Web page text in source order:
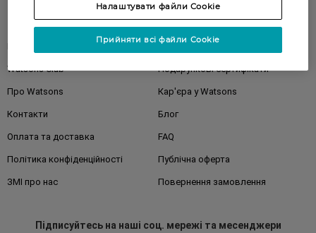
Клієнтам
Watsons Club Подарункові сертифікати
Про Watsons Кар'єра у Watsons
Контакти Блог
Оплата та доставка FAQ
Політика конфіденційності Публічна оферта
ЗМІ про нас Повернення замовлення
Підписуйтесьна наші соц. мережі та месенджери
Налаштувати файли Cookie
Прийняти всі файли Cookie